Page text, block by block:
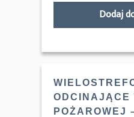
Dodaj
ODCINAJĄCE
POŻAROWEJ